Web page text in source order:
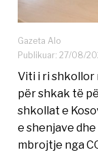
Gazeta Alo
Publikuar: 27/08/
Viti i ri shkollor
për shkak të
shkollat e
e shenjave
mbrojtje nga